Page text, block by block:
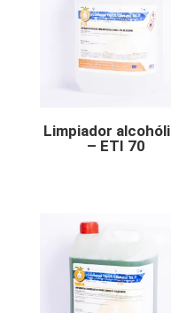
Limpiador
– ETI 70